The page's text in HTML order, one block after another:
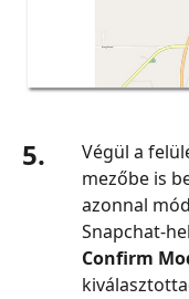
5.
Végül a
mezőbe is
azonnal
Confirm